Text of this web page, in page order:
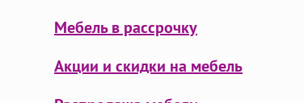
Мебель в рассрочку
Акции и скидки на мебель